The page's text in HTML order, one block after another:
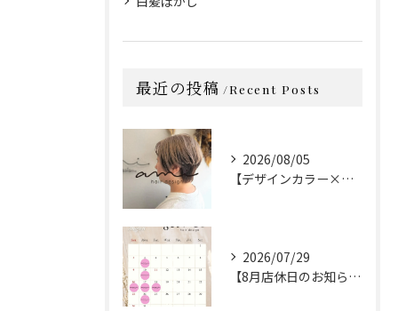
最近の投稿 Recent Posts
2026/08/05
【デザインカラー×カット】
2026/07/29
【8月店休日のお知らせ】